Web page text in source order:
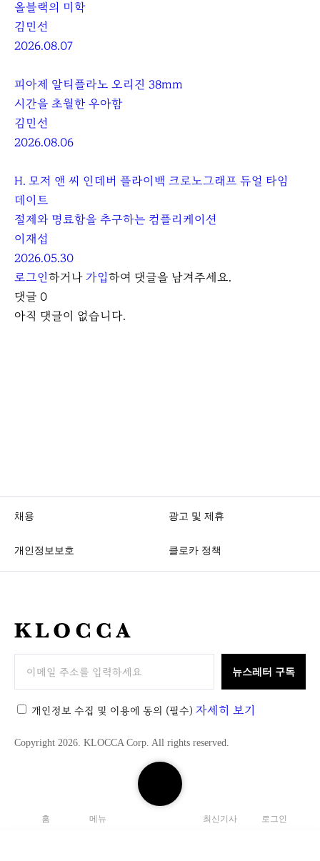
검
색
홈 메뉴 최신기사 로그인
올블랙의 미학
김민선
2026.08.07
피아제 알티플라노 오리진 38mm
시간을 초월한 우아함
김민선
2026.08.06
H. 모저 앤 씨 인데버 플라이백 크로노그래프 듀얼 타임
데이트
절제와 명료함을 추구하는 컴플리케이션
이재섭
2026.05.30
로그인하거나가입하여 댓글을 남겨주세요.
댓글 0
아직 댓글이 없습니다.
채용 광고 및 제휴
개인정보보호 클로카 정책
K
C
뉴스레터 구독
개인정보 수집 및 이용에 동의 (필수) 자세히 보기
Copyright 2026. KLOCCA Corp. All rights reserved.